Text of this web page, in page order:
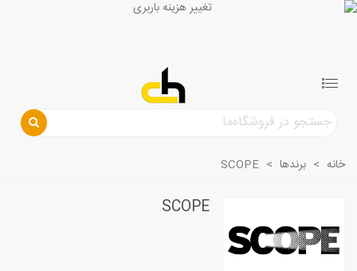
خانه > برندها >
SCOPE
SCOPE